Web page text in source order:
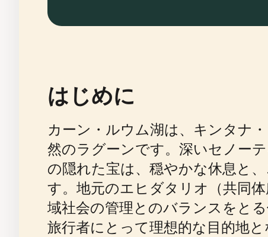
はじめに
カーン・ルウム湖は、キンタナ
然のラグーンです。深いセノー
の隠れた宝は、穏やかな休息と
す。地元のエヒダタリオ（共同
域社会の管理とのバランスをと
旅行者にとって理想的な目的地と